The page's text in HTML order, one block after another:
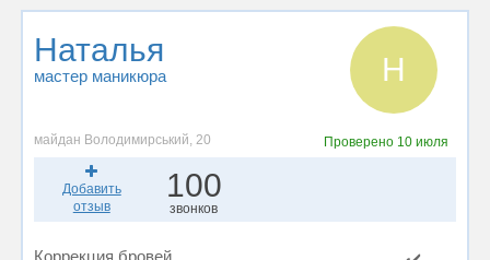
Наталья
мастер маникюра Н
майдан Володимирський, 20 Проверено 10 июля
Добавить
отзыв
100
звонков
Коррекция бровей